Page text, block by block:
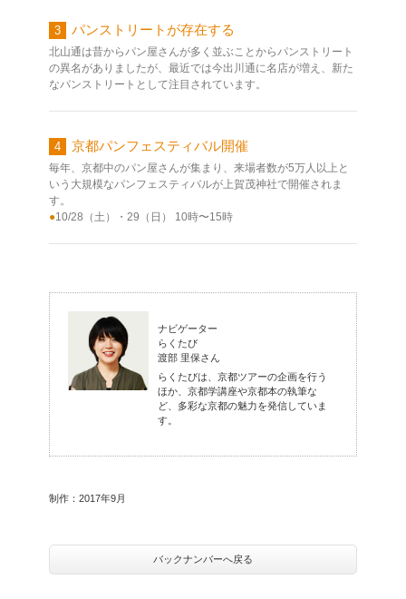
3 パンストリートが存在する
北山通は昔からパン屋さんが多く並ぶことからパンストリート
の異名がありましたが、最近では今出川通に名店が増え、新た
なパンストリートとして注目されています。
4 京都パンフェスティバル開催
毎年、京都中のパン屋さんが集まり、来場者数が5万人以上と
いう大規模なパンフェスティバルが上賀茂神社で開催されま
す。
●10/28（土）・29（日） 10時〜15時
ナビゲーター
らくたび
渡部 里保さん
らくたびは、京都ツアーの企画を行う
ほか、京都学講座や京都本の執筆な
ど、多彩な京都の魅力を発信していま
す。
制作：2017年9月
バックナンバーへ戻る